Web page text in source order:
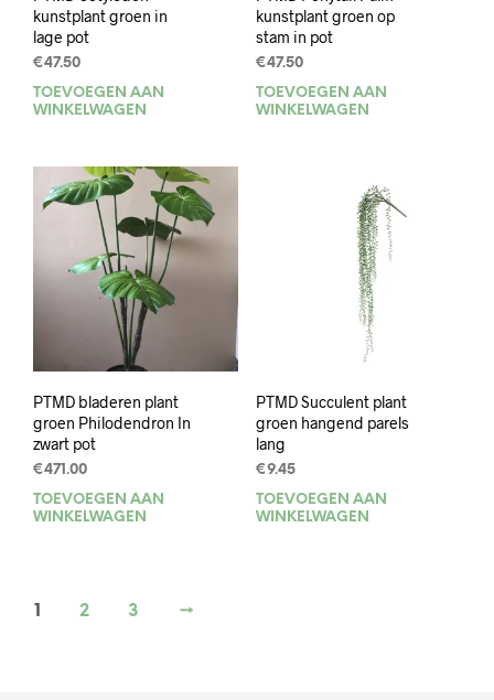
kunstplant groen in
lage pot
€47.50
TOEVOEGEN AAN
WINKELWAGEN
kunstplant groen op
stam in pot
€47.50
TOEVOEGEN AAN
WINKELWAGEN
PTMD bladeren plant
groen Philodendron In
zwart pot
€471.00
TOEVOEGEN AAN
WINKELWAGEN
PTMD Succulent plant
groen hangend parels
lang
€9.45
TOEVOEGEN AAN
WINKELWAGEN
1 2 3 →